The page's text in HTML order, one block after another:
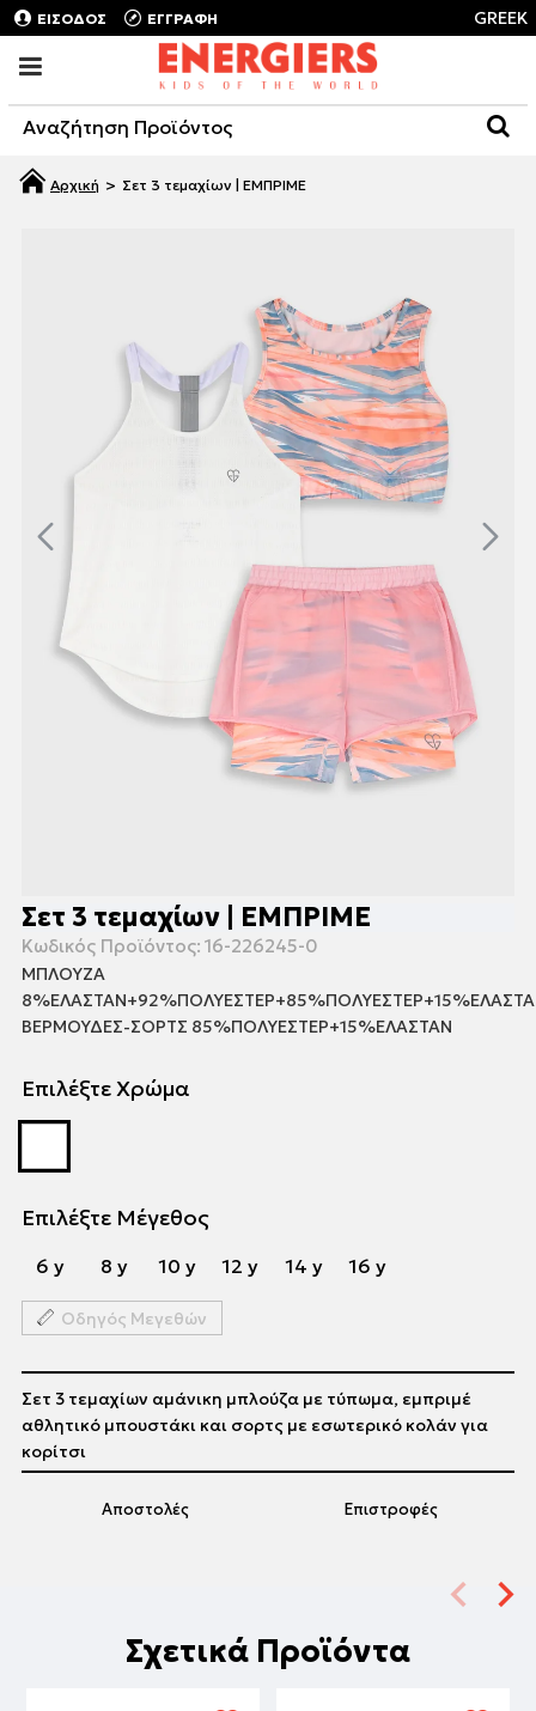
ΕΙΣΟΔΟΣ ΕΓΓΡΑΦΗ GREEK
Σετ 3 τεμαχίων | ΕΜΠΡΙΜΕ
Σετ 3 τεμαχίων | ΕΜΠΡΙΜΕ
Κωδικός Προϊόντος: 16-226245-0
ΜΠΛΟΥΖΑ
ΒΕΡΜΟΥΔΕΣ-ΣΟΡΤΣ 85%ΠΟΛΥΕΣΤΕΡ+15%ΕΛΑΣΤΑΝ
Επιλέξτε Χρώμα
Επιλέξτε Μέγεθος
6 y 8 y 10 y 12 y 14 y 16 y
Οδηγός Μεγεθών
Αποστολές Επιστροφές
Σετ 3 τεμαχίων αμάνικη μπλούζα με τύπωμα, εμπριμέ
αθλητικό μπουστάκι και σορτς με εσωτερικό κολάν για
κορίτσι
Σχετικά Προϊόντα